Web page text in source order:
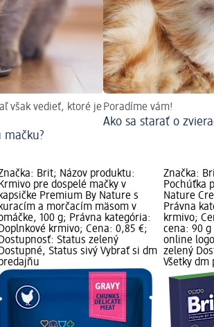
však vedieť, ktoré je
mačku?
Poradíme vám!
Ako sa starať o
Brit; Názov produktu:
pre dospelé mačky v
Premium By Nature s
a morčacím mäsom v
100 g; Právna kategória:
krmivo; Cena: 0,85 €;
Status zelený
Status sivý Vybrať si dm
Značka:
Pochúťka
Nature
Právna
krmivo;
cena: 90 g
online
zelený
Všetky dm